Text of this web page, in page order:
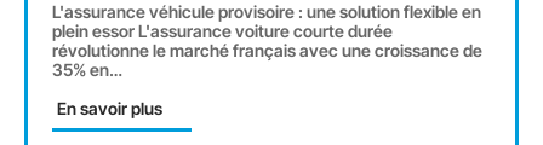
L'assurance véhicule provisoire : une solution flexible en
plein essor L'assurance voiture courte durée
révolutionne le marché français avec une croissance de
35% en…
En savoir plus